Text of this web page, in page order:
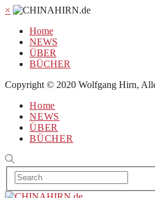
×
Home
NEWS
ÜBER
BÜCHER
Copyright © 2020 Wolfgang Hirn,
Home
NEWS
ÜBER
BÜCHER